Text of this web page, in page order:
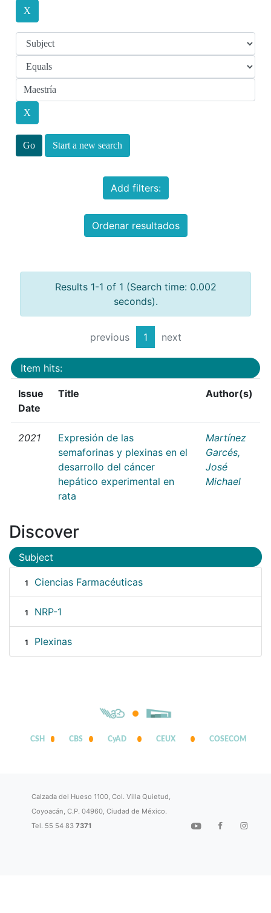
Start a new search
Add filters:
Ordenar resultados
Results 1-1 of 1 (Search time: 0.002
seconds).
previous 1 next
Item hits:
Issue
Date
Title Author(s)
2021
Expresión de las
semaforinas y plexinas en el
desarrollo del cáncer
hepático experimental en
rata
Martínez
Garcés,
José
Michael
Discover
Subject
1 Ciencias Farmacéuticas
1 NRP-1
1 Plexinas
CSH CBS CyAD CEUX COSECOM
Calzada del Hueso 1100, Col. Villa Quietud,
Coyoacán, C.P. 04960, Ciudad de México.
Tel. 55 54 837371